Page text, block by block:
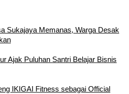
Sukajaya Memanas, Warga Desak
Ajak Puluhan Santri Belajar Bisnis
IKIGAI Fitness sebagai Official